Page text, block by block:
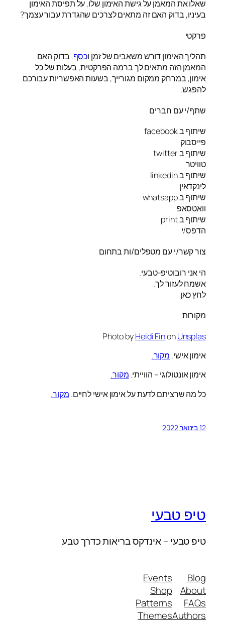
שאלו את המאמן על גישת האימון שלו, על תפיסת האימון
בעיניו, בדוק האם זה מתאים לצרכים שהגדרת עבור עצמך?
פרקטי
תהליך האימון דורש משאבים של זמן וכסף. בדוק האם
המאמן הזה מתאים לך ברמה הפרקטית, בעלות של כל
אימון, במרחק ממקום מגורייך, בשעות האפשריות עבורכם
להפגש.
שתף/י עם חברים
שיתוף ב facebook
פייסבוק
שיתוף ב twitter
טוויטר
שיתוף ב linkedin
לינקדאין
שיתוף ב whatsapp
וואטסאפ
שיתוף ב print
הדפס/י
צור קשר/י עם מטפלים/ות בתחום
הי אני רובוטיפ-טבעי.
אשמח לעזור לך.
לחץ כאן
מקורות
Photo byHeidi FinonUnsplas
אימון אישי. מקור.
אימון אונטולוגי – הווייתי. מקור.
כל מה שרציתם לדעת על אימון אישי לחיים. מקור.
12 בינואר 2022
טיפ טבעי
טיפ טבעי – אינדקס בריאות כדרך טבע
Blog
About
FAQs
Authors
Events
Shop
Patterns
Themes